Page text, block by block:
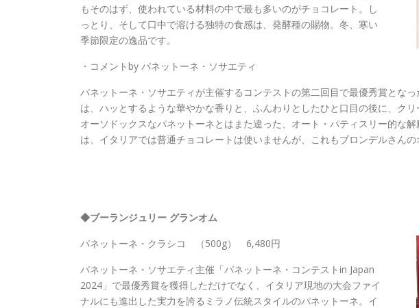
もそのはず、使われている材料の中で最も多いのがチョコレート。し
っとり、そして口中で溶ける独特の食感は、発酵種の賜物。冬、寒い
季節限定の逸品です。
・コメントby パネットーネ・ソサエティ
パネットーネ・ソサエティが主催するコンテストの第二回目で最優秀賞とな
は、ハッとするような華やかな香りと、ふんわりとしたひと口目の後に、ク
オーソドックスなパネットーネとはまた違った、オート・パティスリー的な
は、イタリアでは普通チョコレートは使いませんが、これもブロンデルさんの
◆ブーランジュリー グランオム
パネットーネ・クラシコ （500g） 6,480円
パネットーネ・ソサエティ主催「パネットーネ・コンテストin Japan
2024」で最優秀賞を獲得しただけでなく、イタリア現地の大会ファイ
ナルにも進出した実力を誇るミラノ伝統スタイルのパネットーネ。イ